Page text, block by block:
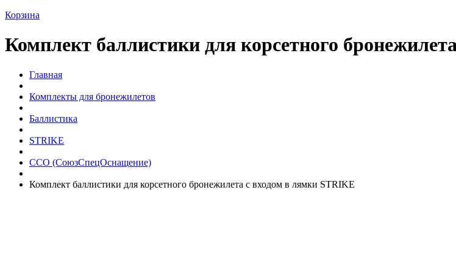
Корзина
Комплект баллистики для корсетного
Главная
Комплекты для бронежилетов
Баллистика
STRIKE
ССО (СоюзСпецОснащение)
Комплект баллистики для корсетного бронежилета с входом в лямки STRIKE